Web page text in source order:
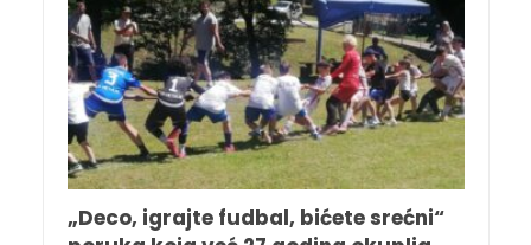
„Deco, igrajte fudbal, bićete srećni“